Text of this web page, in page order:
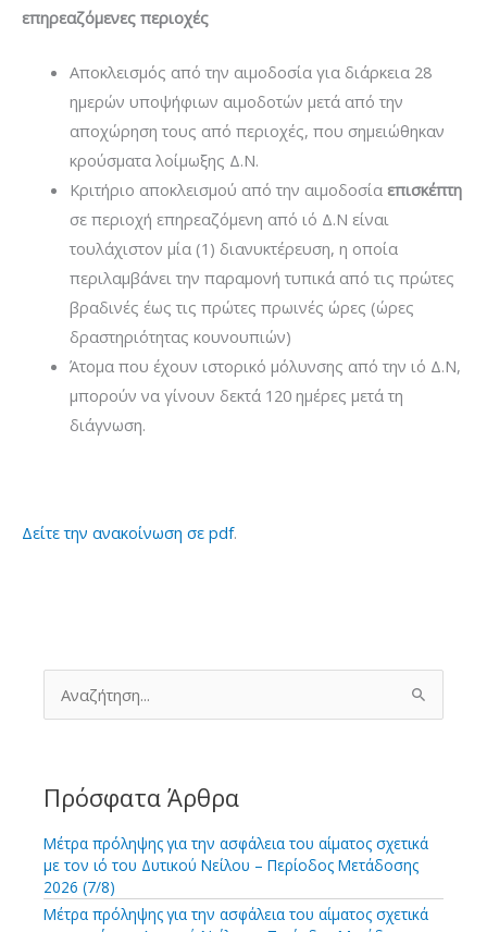
επηρεαζόμενες περιοχές
Αποκλεισμός από την αιμοδοσία για διάρκεια 28
ημερών υποψήφιων αιμοδοτών μετά από την
αποχώρηση τους από περιοχές, που σημειώθηκαν
κρούσματα λοίμωξης Δ.Ν.
Κριτήριο αποκλεισμού από την αιμοδοσία επισκέπτη
σε περιοχή επηρεαζόμενη από ιό Δ.Ν είναι
τουλάχιστον μία (1) διανυκτέρευση, η οποία
περιλαμβάνει την παραμονή τυπικά από τις πρώτες
βραδινές έως τις πρώτες πρωινές ώρες (ώρες
δραστηριότητας κουνουπιών)
Άτομα που έχουν ιστορικό μόλυνσης από την ιό Δ.Ν,
μπορούν να γίνουν δεκτά 120 ημέρες μετά τη
διάγνωση.
Δείτε την ανακοίνωση σε pdf.
α
τ
η
η
γ
ι
α
Πρόσφατα Άρθρα
Μέτρα πρόληψης για την ασφάλεια του αίματος σχετικά
με τον ιό του Δυτικού Νείλου – Περίοδος Μετάδοσης
2026 (7/8)
Μέτρα πρόληψης για την ασφάλεια του αίματος σχετικά